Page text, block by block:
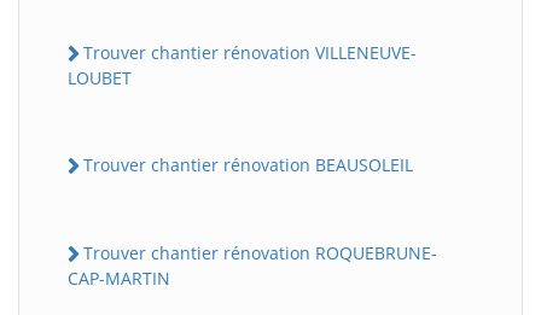
Trouver chantier rénovation VILLENEUVE-
LOUBET
Trouver chantier rénovation BEAUSOLEIL
Trouver chantier rénovation ROQUEBRUNE-
CAP-MARTIN